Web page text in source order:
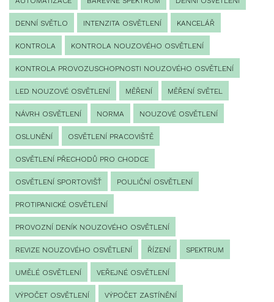
DENNÍ SVĚTLO INTENZITA OSVĚTLENÍ KANCELÁŘ
KONTROLA KONTROLA NOUZOVÉHO OSVĚTLENÍ
KONTROLA PROVOZUSCHOPNOSTI NOUZOVÉHO OSVĚTLENÍ
LED NOUZOVÉ OSVĚTLENÍ MĚŘENÍ MĚŘENÍ SVĚTEL
NÁVRH OSVĚTLENÍ NORMA NOUZOVÉ OSVĚTLENÍ
OSLUNĚNÍ OSVĚTLENÍ PRACOVIŠTĚ
OSVĚTLENÍ PŘECHODŮ PRO CHODCE
OSVĚTLENÍ SPORTOVIŠŤ POULIČNÍ OSVĚTLENÍ
PROTIPANICKÉ OSVĚTLENÍ
PROVOZNÍ DENÍK NOUZOVÉHO OSVĚTLENÍ
REVIZE NOUZOVÉHO OSVĚTLENÍ ŘÍZENÍ SPEKTRUM
UMĚLÉ OSVĚTLENÍ VEŘEJNÉ OSVĚTLENÍ
VÝPOČET OSVĚTLENÍ VÝPOČET ZASTÍNĚNÍ